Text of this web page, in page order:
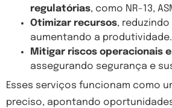
regulatórias, como NR-13,
Otimizar recursos,
aumentando a produtividade.
Mitigar riscos operacionais
assegurando segurança e
Esses serviços funcionam como
preciso, apontando